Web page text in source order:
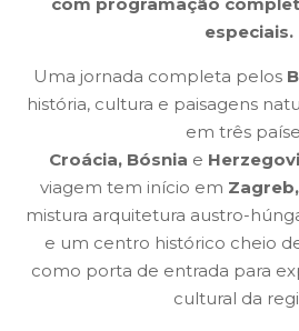
especiais.
Uma jornada completa pelos
história, cultura e paisagens
em três
Croácia, Bósnia e
viagem tem início em Zagreb,
mistura arquitetura austro-
e um centro histórico cheio
como porta de entrada para
cultural da